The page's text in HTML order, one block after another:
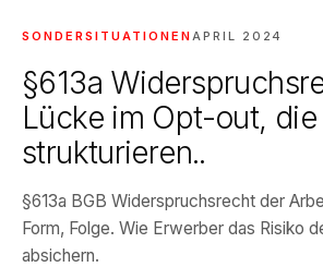
SONDERSITUATIONENAPRIL 2024
§613a
Lücke im Opt-out,
strukturieren..
§613a BGB Widerspruchsrecht der
Form, Folge. Wie Erwerber das Risiko
absichern.